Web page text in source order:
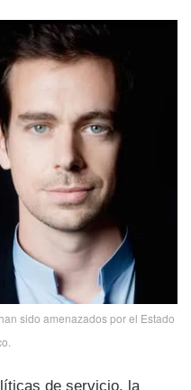
sido amenazados por el Estado
de servicio, la